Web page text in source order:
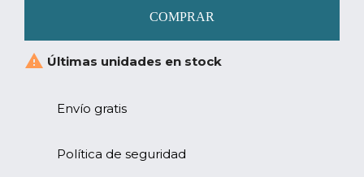
COMPRAR
 Últimas unidades en stock
Envío gratis
Política de seguridad